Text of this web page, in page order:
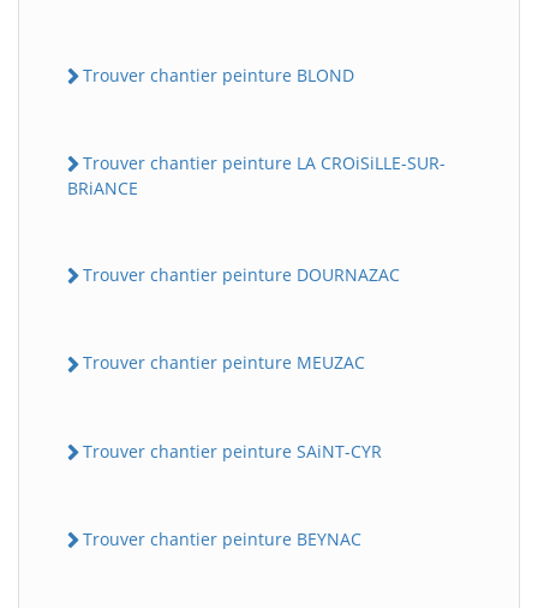
Trouver chantier peinture BLOND
Trouver chantier peinture LA CROiSiLLE-SUR-
BRiANCE
Trouver chantier peinture DOURNAZAC
Trouver chantier peinture MEUZAC
Trouver chantier peinture SAiNT-CYR
Trouver chantier peinture BEYNAC